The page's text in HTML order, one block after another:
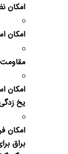
امکان
امکان
مقاومت
امکان
یخ
امکان
براق